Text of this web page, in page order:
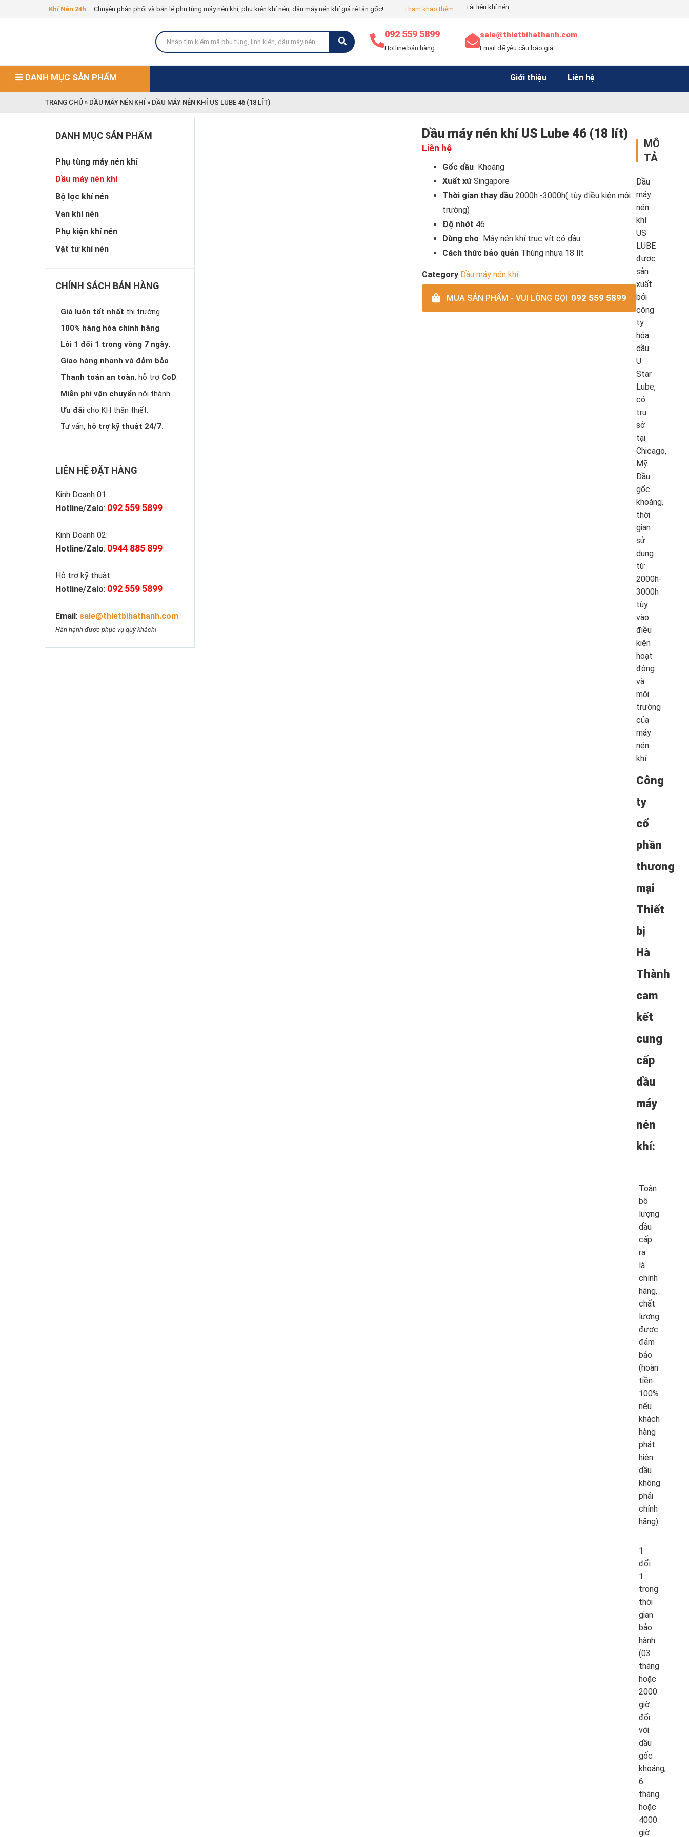
Khí Nén 24h – Chuyên phân phối và bán lẻ phụ tùng máy nén khí, phụ kiện khí nén, dầu máy nén khí giá rẻ tận gốc! Tham khảo thêm: Tài liệu khí nén
092 559 5899
Hotline bán hàng
sale@thietbihathanh.com
Email để yêu cầu báo giá
DANH MỤC SẢN PHẨM Giới thiệu Liên hệ
TRANG CHỦ » DẦU MÁY NÉN KHÍ » DẦU MÁY NÉN KHÍ US LUBE 46 (18 LÍT)
DANH MỤC SẢN PHẨM
Phụ tùng máy nén khí
Dầu máy nén khí
Bộ lọc khí nén
Van khí nén
Phụ kiện khí nén
Vật tư khí nén
CHÍNH SÁCH BÁN HÀNG
Giá luôn tốt nhất thị trường.
100% hàng hóa chính hãng.
Lỗi 1 đổi 1 trong vòng 7 ngày.
Giao hàng nhanh và đảm bảo.
Thanh toán an toàn, hỗ trợ CoD.
Miễn phí vận chuyển nội thành.
Ưu đãi cho KH thân thiết.
Tư vấn, hỗ trợ kỹ thuật 24/7.
LIÊN HỆ ĐẶT HÀNG
Kinh Doanh 01:
Hotline/Zalo: 092 559 5899
Kinh Doanh 02:
Hotline/Zalo: 0944 885 899
Hỗ trợ kỹ thuật:
Hotline/Zalo: 092 559 5899
Email: sale@thietbihathanh.com
Hân hạnh được phục vụ quý khách!
Dầu máy nén khí US Lube 46 (18 lít)
Liên hệ
Gốc dầu Khoáng
Xuất xứSingapore
Thời gian thay dầu 2000h -3000h( tùy điều kiện môi
trường)
Độ nhớt 46
Dùng cho Máy nén khí trục vít có dầu
Cách thức bảo quản Thùng nhựa 18 lít
Category Dầu máy nén khí
MUA SẢN PHẨM - VUI LÒNG GỌI 092 559 5899
MÔ
TẢ
Dầu
máy
nén
khí
US
LUBE
được
sản
xuất
bởi
công
ty
hóa
dầu
U
Star
Lube,
có
trụ
sở
tại
Chicago,
Mỹ.
Dầu
gốc
khoáng,
thời
gian
sử
dụng
từ
2000h-
3000h
tùy
vào
điều
kiện
hoạt
động
và
môi
trường
của
máy
nén
khí.
Công
ty
cổ
phần
thương
mại
Thiết
bị
Hà
Thành
cam
kết
cung
cấp
dầu
máy
nén
khí:
Toàn
bộ
lượng
dầu
cấp
ra
là
chính
hãng,
chất
lượng
được
đảm
bảo
(hoàn
tiền
100%
nếu
khách
hàng
phát
hiện
dầu
không
phải
chính
hãng)
1
đổi
1
trong
thời
gian
bảo
hành
(03
tháng
hoặc
2000
giờ
đối
với
dầu
gốc
khoáng,
6
tháng
hoặc
4000
giờ